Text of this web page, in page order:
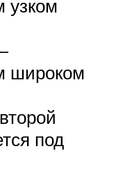
узком
широком
под